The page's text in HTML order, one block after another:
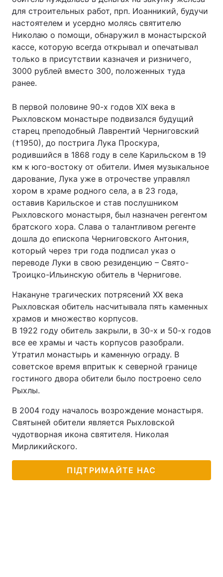
для строительных работ, прп. Иоанникий, будучи
настоятелем и усердно молясь святителю
Николаю о помощи, обнаружил в монастырской
кассе, которую всегда открывал и опечатывал
только в присутствии казначея и ризничего,
3000 рублей вместо 300, положенных туда
ранее.
В первой половине 90-х годов XIX века в
Рыхловском монастыре подвизался будущий
старец преподобный Лаврентий Черниговский
(†1950), до пострига Лука Проскура,
родившийся в 1868 году в селе Карильском в 19
км к юго-востоку от обители. Имея музыкальное
дарование, Лука уже в отрочестве управлял
хором в храме родного села, а в 23 года,
оставив Карильское и став послушником
Рыхловского монастыря, был назначен регентом
братского хора. Слава о талантливом регенте
дошла до епископа Черниговского Антония,
который через три года подписал указ о
переводе Луки в свою резиденцию – Свято-
Троицко-Ильинскую обитель в Чернигове.
Накануне трагических потрясений ХХ века
Рыхловская обитель насчитывала пять каменных
храмов и множество корпусов.
В 1922 году обитель закрыли, в 30-х и 50-х годов
все ее храмы и часть корпусов разобрали.
Утратил монастырь и каменную ограду. В
советское время впритык к северной границе
гостиного двора обители было построено село
Рыхлы.
В 2004 году началось возрождение монастыря.
Святыней обители является Рыхловской
чудотворная икона святителя. Николая
Мирликийского.
ПІДТРИМАЙТЕ НАС